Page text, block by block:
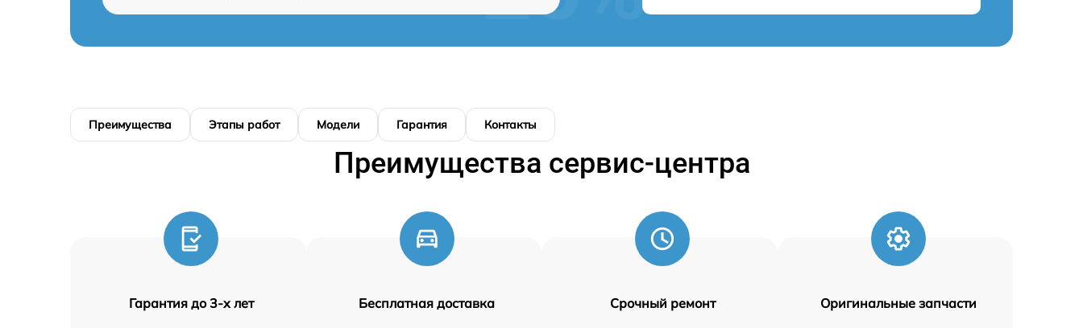
Преимущества Этапы работ Модели Гарантия Контакты
Преимущества сервис-центра
Гарантия до 3-х лет Бесплатная доставка Срочный ремонт Оригинальные запчасти